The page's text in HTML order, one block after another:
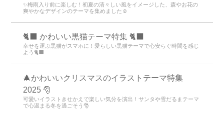
✨梅雨入り前に楽しむ！初夏の清々しい風をイメージした、森やお花の
爽やかなデザインのテーマを集めました☺️
🐈‍⬛ かわいい黒猫テーマ特集 🐈‍⬛
幸せを運ぶ黒猫がスマホに！愛らしい黒猫テーマで心安らぐ時間を感じ
よう🐈‍⬛
🎄かわいいクリスマスのイラストテーマ特集
2025 🎅
可愛いイラストきせかえで楽しい気分を演出！サンタや雪だるまテーマ
で心温まる冬を過ごそう🎅